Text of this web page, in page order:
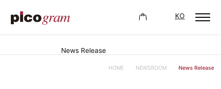
KO
News Release
HOME NEWSROOM News Release